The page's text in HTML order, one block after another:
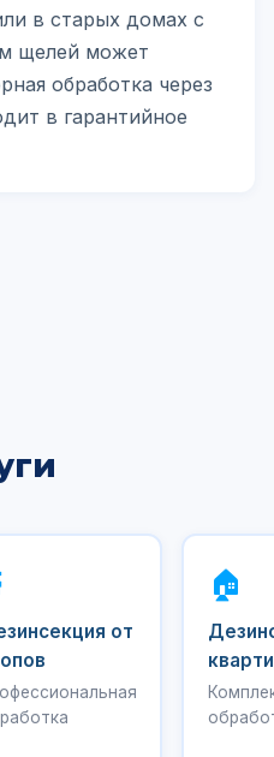
в старых домах с
щелей может
обработка через
в гарантийное
от
🏠